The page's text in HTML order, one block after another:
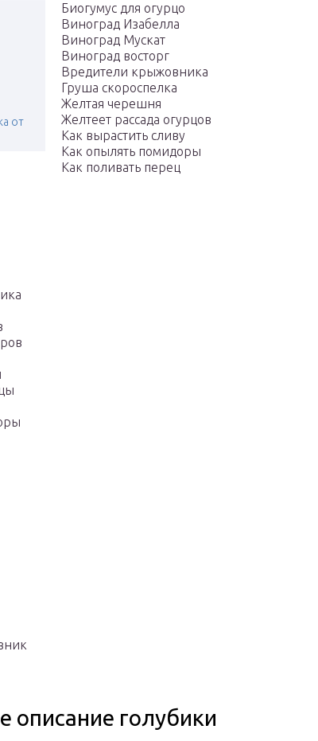
от
Биогумус для огурцо
Виноград Изабелла
Виноград Мускат
Виноград восторг
Вредители крыжовника
Груша скороспелка
Желтая черешня
Желтеет рассада огурцов
Как вырастить сливу
Как опылять помидоры
Как поливать перец
описание голубики